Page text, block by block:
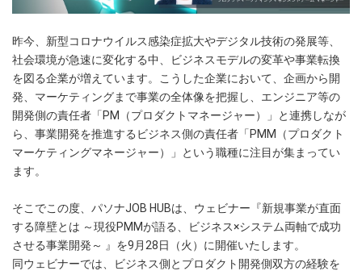
昨今、新型コロナウイルス感染症拡大やデジタル技術の発展等、
社会環境が急速に変化する中、ビジネスモデルの変革や事業転換
を図る企業が増えています。こうした企業において、企画から開
発、マーケティングまで事業の全体像を把握し、エンジニア等の
開発側の責任者「PM（プロダクトマネージャー）」と連携しなが
ら、事業開発を推進するビジネス側の責任者「PMM（プロダクト
マーケティングマネージャー）」という職種に注目が集まってい
ます。
そこでこの度、パソナJOB HUBは、ウェビナー『新規事業が直面
する障壁とは ～現役PMMが語る、ビジネス×システム両軸で成功
させる事業開発～ 』を9月28日（火）に開催いたします。
同ウェビナーでは、ビジネス側とプロダクト開発側双方の経験を